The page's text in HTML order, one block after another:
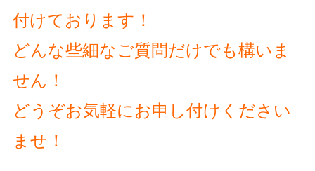
付けております！
どんな些細なご質問だけでも構いま
せん！
どうぞお気軽にお申し付けください
ませ！